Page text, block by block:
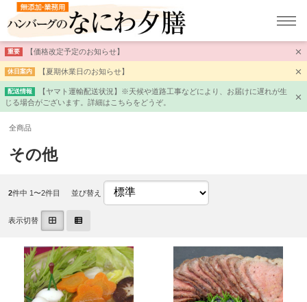
重要 【価格改定予定のお知らせ】
休日案内 【夏期休業日のお知らせ】
配送情報
【ヤマト運輸配送状況】※天候や道路工事などにより、お届けに遅れが生
じる場合がございます。詳細はこちらをどうぞ。
全商品
その他
2件中 1〜2件目 並び替え
表示切替